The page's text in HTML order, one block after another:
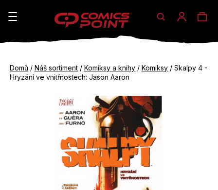
Hledat
Domů / Náš sortiment / Komiksy a knihy / Komiksy / Skalpy 4 -
Hryzání ve vnitřnostech: Jason Aaron
K
do
do